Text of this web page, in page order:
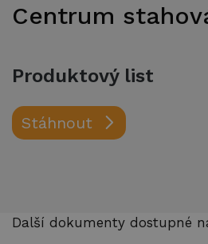
Centrum
Produktový list
Stáhnout
Další dokumenty dostupné